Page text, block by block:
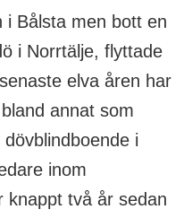
i Bålsta men bott en
i Norrtälje, flyttade
elva åren har
annat som
i
inom
knappt två år sedan